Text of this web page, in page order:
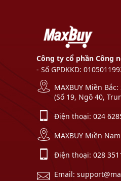
Công ty cổ phần Công
- Số GPDKKD:
MAXBUY Miền
(Số 19, Ngõ 40,
Điện thoại: 024
MAXBUY Miền
Điện thoại: 028
Email: